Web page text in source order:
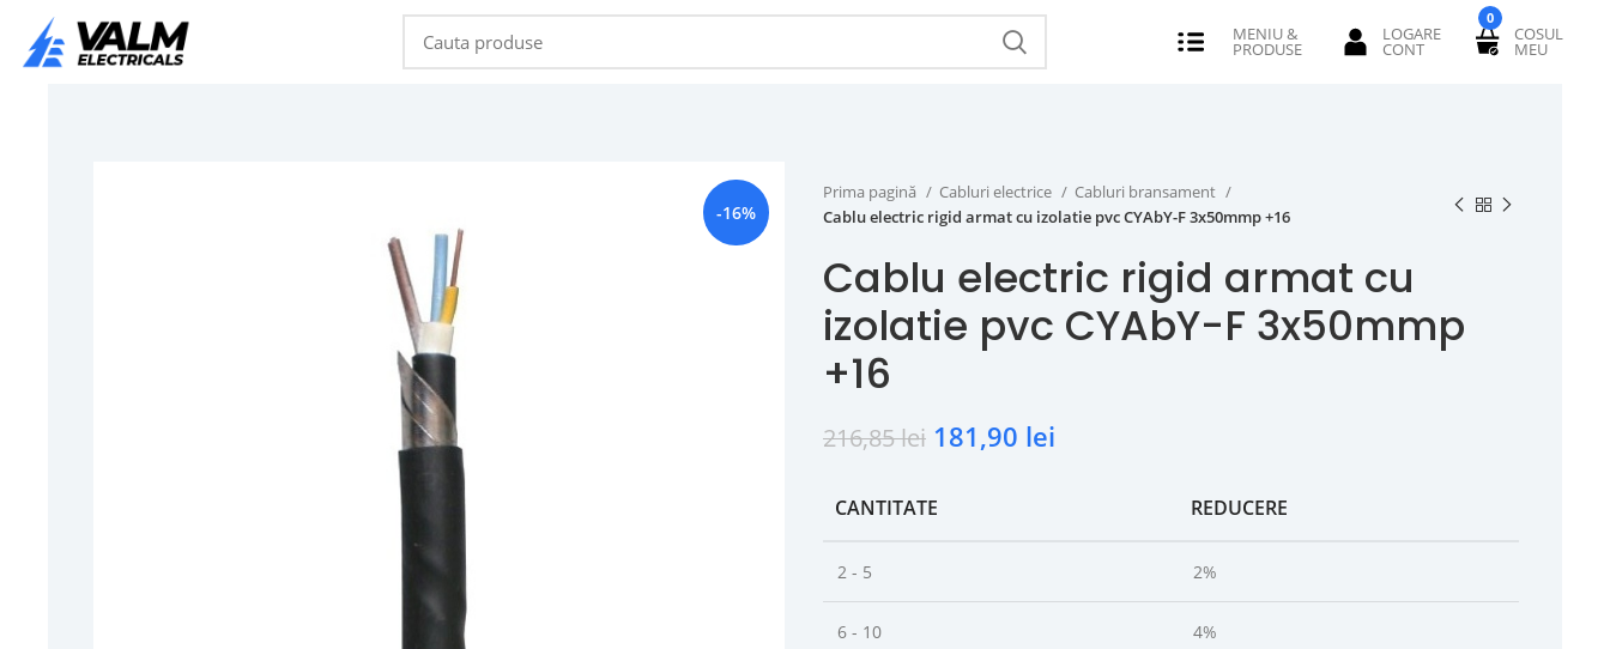
0
-16%
Prima pagină Cabluri electrice
Cabluri bransament
Cablu electric rigid armat cu izolatie pvc CYAbY-F 3x50mmp +16
Cablu electric rigid armat cu
izolatie pvc CYAbY-F 3x50mmp
+16
216,85lei 181,90 lei
CANTITATE REDUCERE
2 - 5 2%
6 - 10 4%